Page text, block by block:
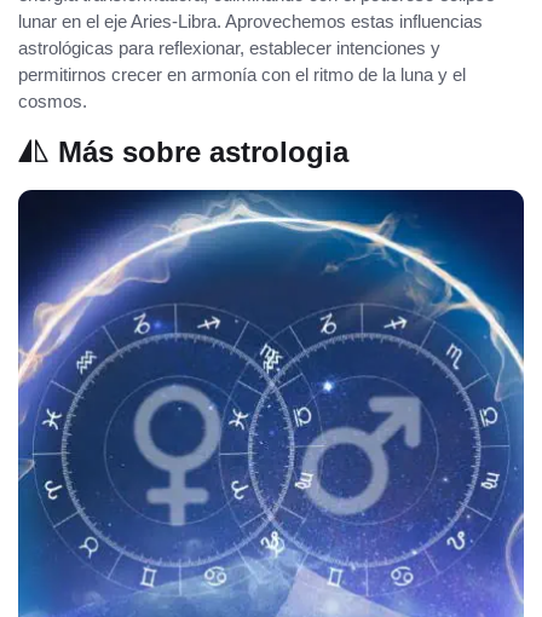
lunar en el eje Aries-Libra. Aprovechemos estas influencias
astrológicas para reflexionar, establecer intenciones y
permitirnos crecer en armonía con el ritmo de la luna y el
cosmos.
Más sobre astrologia